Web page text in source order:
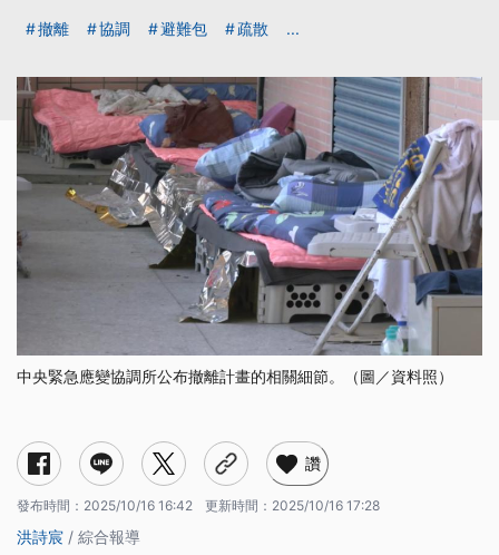
撤離 協調 避難包 疏散 ...
中央緊急應變協調所公布撤離計畫的相關細節。（圖／資料照）
為什麼這次要撤離災區居民？
中央規劃撤離方案為何？
撤離時要準備哪些物資？
不配合撤離有哪些罰則？
讚
發布時間： 2025/10/16 16:42 更新時間： 2025/10/16 17:28
洪詩宸 / 綜合報導